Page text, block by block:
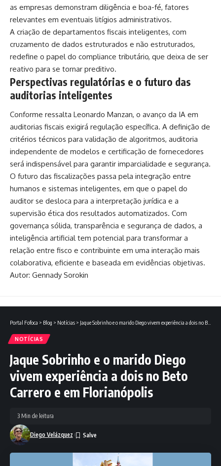
as empresas demonstram diligência e boa-fé, fatores
relevantes em eventuais litígios administrativos.
A criação de departamentos fiscais inteligentes, com
cruzamento de dados estruturados e não estruturados,
redefine o papel do compliance tributário, que deixa de ser
reativo para se tornar preditivo.
Perspectivas regulatórias e o futuro das
auditorias inteligentes
Conforme ressalta Leonardo Manzan, o avanço da IA em
auditorias fiscais exigirá regulação específica. A definição de
critérios técnicos para validação de algoritmos, auditoria
independente de modelos e certificação de fornecedores
será indispensável para garantir imparcialidade e segurança.
O futuro das fiscalizações passa pela integração entre
humanos e sistemas inteligentes, em que o papel do
auditor se desloca para a interpretação jurídica e a
supervisão ética dos resultados automatizados. Com
governança sólida, transparência e segurança de dados, a
inteligência artificial tem potencial para transformar a
relação entre fisco e contribuinte em uma interação mais
colaborativa, eficiente e baseada em evidências objetivas.
Autor: Gennady Sorokin
Portal Fofoca > Blog > Notícias > Jaque Sobrinho e o marido Diego vivem experiência a dois no Beto Carrero e em Florianópolis
NOTÍCIAS
Jaque Sobrinho e o marido Diego
vivem experiência a dois no Beto
Carrero e em Florianópolis
Diego Velázquez
3 Min de leitura